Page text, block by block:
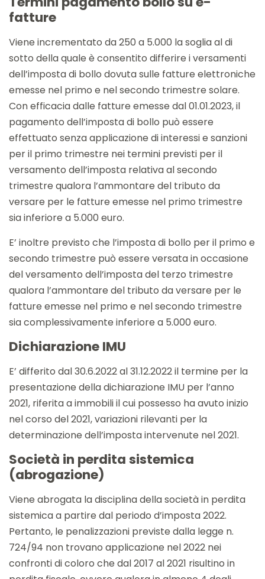
fatture
Viene incrementato da 250 a 5.000 la soglia al di
sotto della quale è consentito differire i versamenti
dell’imposta di bollo dovuta sulle fatture elettroniche
emesse nel primo e nel secondo trimestre solare.
Con efficacia dalle fatture emesse dal 01.01.2023, il
pagamento dell’imposta di bollo può essere
effettuato senza applicazione di interessi e sanzioni
per il primo trimestre nei termini previsti per il
versamento dell’imposta relativa al secondo
trimestre qualora l’ammontare del tributo da
versare per le fatture emesse nel primo trimestre
sia inferiore a 5.000 euro.
E’ inoltre previsto che l’imposta di bollo per il primo e
secondo trimestre può essere versata in occasione
del versamento dell’imposta del terzo trimestre
qualora l’ammontare del tributo da versare per le
fatture emesse nel primo e nel secondo trimestre
sia complessivamente inferiore a 5.000 euro.
Dichiarazione IMU
E’ differito dal 30.6.2022 al 31.12.2022 il termine per la
presentazione della dichiarazione IMU per l’anno
2021, riferita a immobili il cui possesso ha avuto inizio
nel corso del 2021, variazioni rilevanti per la
determinazione dell’imposta intervenute nel 2021.
Società in perdita sistemica
(abrogazione)
Viene abrogata la disciplina della società in perdita
sistemica a partire dal periodo d’imposta 2022.
Pertanto, le penalizzazioni previste dalla legge n.
724/94 non trovano applicazione nel 2022 nei
confronti di coloro che dal 2017 al 2021 risultino in